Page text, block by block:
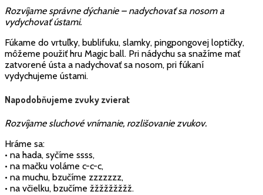
Rozvíjame správne dýchanie – nadychovať sa nosom a
vydychovať ústami.
Fúkame do vrtuľky, bublifuku, slamky, pingpongovej loptičky,
môžeme použiť hru Magic ball. Pri nádychu sa snažíme mať
zatvorené ústa a nadychovať sa nosom, pri fúkaní
vydychujeme ústami.
Napodobňujeme zvuky zvierat
Rozvíjame sluchové vnímanie, rozlišovanie zvukov.
Hráme sa:
• na hada, syčíme ssss,
• na mačku voláme c-c-c,
• na muchu, bzučíme zzzzzzz,
• na včielku, bzučíme žžžžžžžžž.